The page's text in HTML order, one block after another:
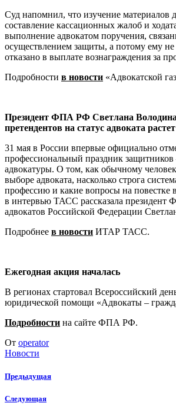
Суд напомнил, что изучение материалов
составление кассационных жалоб и
выполнение адвокатом поручения,
осуществлением защиты, а потому ему
отказано в выплате вознаграждения за
Подробности в новости «Адвокатской
Президент ФПА РФ Светлана
претендентов на статус адвоката растет
31 мая в России впервые официально
профессиональный праздник
адвокатуры. О том, как обычному
выборе адвоката, насколько строга
профессию и какие вопросы на повестке
в интервью ТАСС рассказала президент
адвокатов Российской Федерации
Подробнее в новости ИТАР ТАСС.
Ежегодная акция началась
В регионах стартовал Всероссийский
юридической помощи «Адвокаты –
Подробности на сайте ФПА РФ.
От operator
Новости
Предыдущая
Следующая